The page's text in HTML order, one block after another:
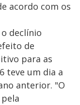
acordo com os
declínio
de
para as
teve um dia a
anterior. "O